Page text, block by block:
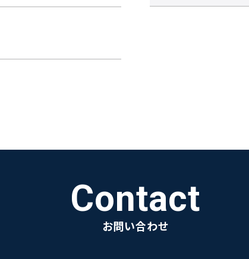
Contact
お問い合わせ